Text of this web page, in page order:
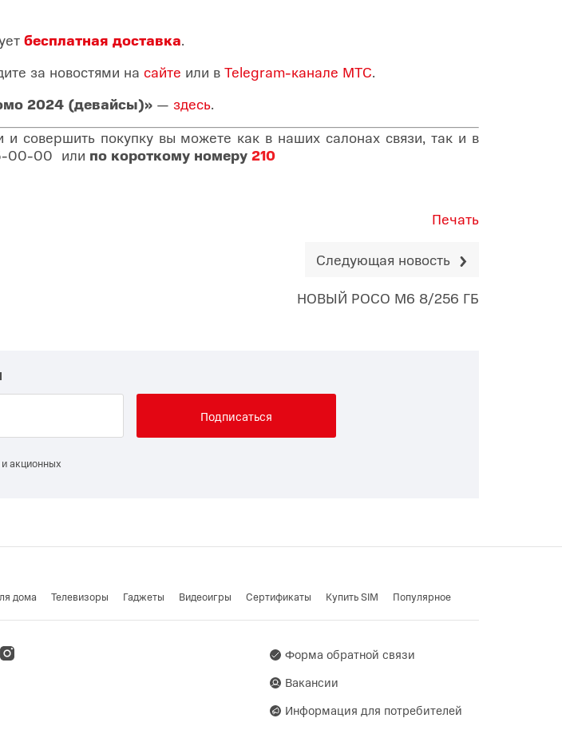
бесплатная доставка.
за новостями на сайте или в Telegram-канале МТС.
2024 (девайсы)» — здесь.
совершить покупку вы можете как в наших салонах связи, так и в
00-00 или по короткому номеру 210
Печать
Следующая новость
НОВЫЙ РОСО М6 8/256 ГБ
Подписаться
акционных
дома Телевизоры Гаджеты Видеоигры Cертификаты Купить SIM Популярное
Форма обратной связи
Вакансии
Информация для потребителей